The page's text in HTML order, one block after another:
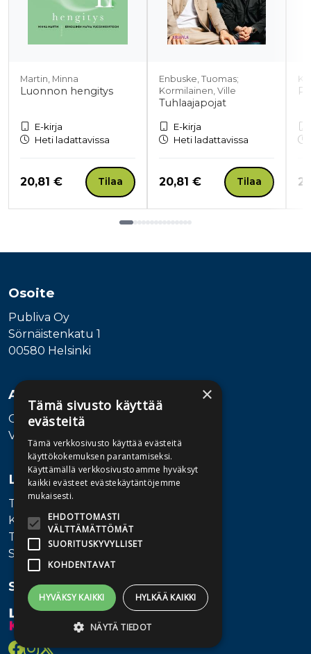
Martin, Minna
Luonnon hengitys
E-kirja
Heti ladattavissa
Hinta nyt
20,81 € Tilaa
Enbuske, Tuomas;
Kormilainen, Ville
Tuhlaajapojat
E-kirja
Heti ladattavissa
Hinta nyt
20,81 € Tilaa
Osoite
Publiva Oy
Sörnäistenkatu 1
00580 Helsinki
Asiakaspalvelu
Ota yhteyttä
Vaihde: 010 345100
Lisätietoa
Toimitusehdot
Käyttöohjeet
Tietosuojaseloste
Saavutettavuusseloste
Seuraa meitä
×
Tämä sivusto käyttää
evästeitä
Tämä verkkosivusto käyttää evästeitä
käyttökokemuksen parantamiseksi.
Käyttämällä verkkosivustoamme hyväksyt
kaikki evästeet evästekäytäntöjemme
mukaisesti.
EHDOTTOMASTI
VÄLTTÄMÄTTÖMÄT
SUORITUSKYVYLLISET
KOHDENTAVAT
HYVÄKSY KAIKKI HYLKÄÄ KAIKKI
NÄYTÄ TIEDOT